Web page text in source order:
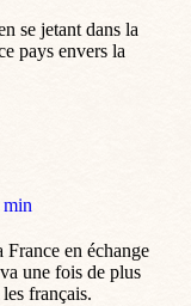
se jetant dans la
pays envers la
min
en échange
une fois de plus
français.